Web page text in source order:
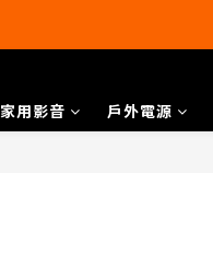
家用影音 戶外電源